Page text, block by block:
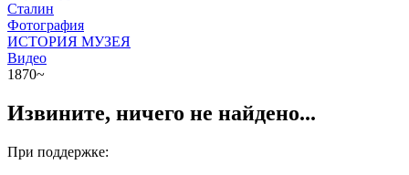
Сталин
Фотография
ИСТОРИЯ МУЗЕЯ
Видео
1870~
Извините, ничего не найдено...
При поддержке: